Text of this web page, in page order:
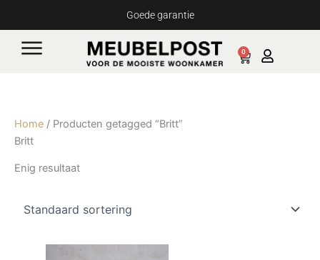
inhoud
Goede garantie
0
Cart
Home / Producten getagged “Britt”
Britt
Enig resultaat